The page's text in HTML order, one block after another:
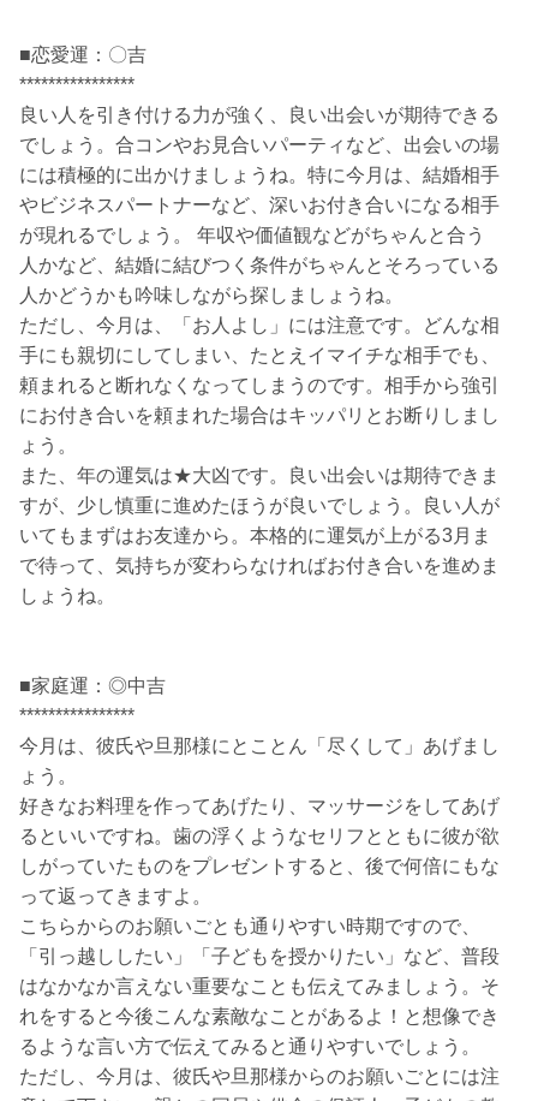
■恋愛運：〇吉
****************
良い人を引き付ける力が強く、良い出会いが期待できる
でしょう。合コンやお見合いパーティなど、出会いの場
には積極的に出かけましょうね。特に今月は、結婚相手
やビジネスパートナーなど、深いお付き合いになる相手
が現れるでしょう。 年収や価値観などがちゃんと合う
人かなど、結婚に結びつく条件がちゃんとそろっている
人かどうかも吟味しながら探しましょうね。
ただし、今月は、「お人よし」には注意です。どんな相
手にも親切にしてしまい、たとえイマイチな相手でも、
頼まれると断れなくなってしまうのです。相手から強引
にお付き合いを頼まれた場合はキッパリとお断りしまし
ょう。
また、年の運気は★大凶です。良い出会いは期待できま
すが、少し慎重に進めたほうが良いでしょう。良い人が
いてもまずはお友達から。本格的に運気が上がる3月ま
で待って、気持ちが変わらなければお付き合いを進めま
しょうね。
■家庭運：◎中吉
****************
今月は、彼氏や旦那様にとことん「尽くして」あげまし
ょう。
好きなお料理を作ってあげたり、マッサージをしてあげ
るといいですね。歯の浮くようなセリフとともに彼が欲
しがっていたものをプレゼントすると、後で何倍にもな
って返ってきますよ。
こちらからのお願いごとも通りやすい時期ですので、
「引っ越ししたい」「子どもを授かりたい」など、普段
はなかなか言えない重要なことも伝えてみましょう。そ
れをすると今後こんな素敵なことがあるよ！と想像でき
るような言い方で伝えてみると通りやすいでしょう。
ただし、今月は、彼氏や旦那様からのお願いごとには注